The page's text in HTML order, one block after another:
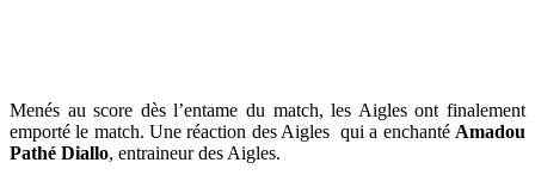
Menés au score dès l’entame du match, les Aigles ont finalement
emporté le match. Une réaction des Aigles qui a enchanté Amadou
Pathé Diallo, entraineur des Aigles.